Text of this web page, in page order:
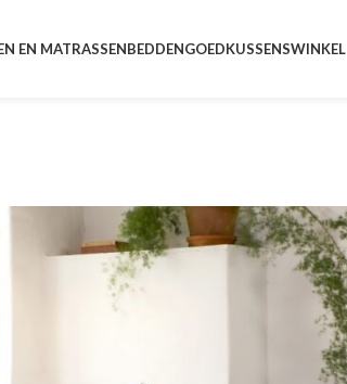
EN MATRASSENBEDDENGOEDKUSSENSWINKEL